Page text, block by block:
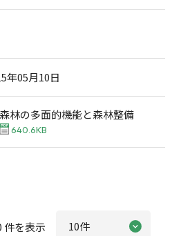
年05月10日
森林の多面的機能と森林整備
640.6KB
を表示